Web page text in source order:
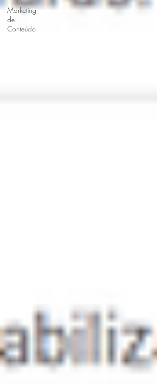
Marketing
de
Conteúdo